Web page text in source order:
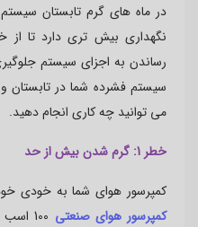
در ماه های گرم تابستان
نگهداری بیش تری دارد تا
رساندن به اجزای سیستم
سیستم فشرده شما در تابستان و
می توانید چه کاری انجام دهید.
خطر 1: گرم شدن بیش از حد
کمپرسور هوای شما به خودی
کمپرسور هوای صنعتی
100